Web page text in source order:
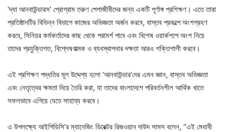
‘দ্যা আনবাউন্ডারস’ প্রোগ্রাম তরুণ পেশাজীবীদের জন্য একটি পূর্ণাঙ্গ প্রশিক্ষণ। এতে তারা
প্রতিষ্ঠানটির বিভিন্ন বিভাগে কাজের অভিজ্ঞতা অর্জন করবে, বাস্তব প্রকল্পে অংশগ্রহণ
করবে, সিনিয়র কর্মকর্তাদের কাছ থেকে পরামর্শ পাবে এবং বিশেষ ওয়ার্কশপে অংশ নিয়ে
তাদের প্রযুক্তিগত, বিশ্লেষণাত্মক ও ব্যবস্থাপনার দক্ষতা আরও শক্তিশালী করবে।
এই প্রশিক্ষণ পদ্ধতির মূল উদ্দেশ্য হলো ‘আনবাউন্ডার’দের এমন জ্ঞান, বাস্তব অভিজ্ঞতা
এবং নেতৃত্বের ক্ষমতা দিয়ে তৈরি করা, যা তাদের বাংলাদেশে পরিবর্তনশীল আর্থিক খাতে
সফলভাবে এগিয়ে যেতে সাহায্য করবে।
এ উপলক্ষ্যে আইপিডিসি’র ম্যানেজিং ডিরেক্টর রিজওয়ান দাউদ সামস বলেন, “এই মেধাবী